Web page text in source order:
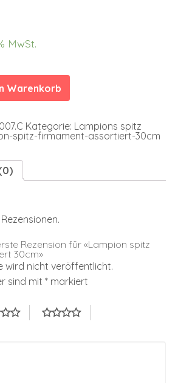
MwSt.
Warenkorb
Kategorie: Lampions spitz
spitz-firmament-assortiert-30cm
Rezension für «Lampion spitz
30cm»
wird nicht veröffentlicht.
sind mit * markiert